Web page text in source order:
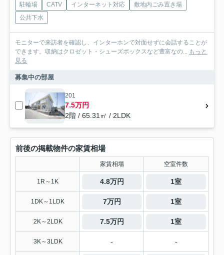
駐輪場 CATV インターネット対応
敷地内ごみ置き場
公共下水
モニターで来訪者を確認し、インターホンで対面せずに会話することが
できます。収納はクロゼット・シューズボックスなど豊富なの... もっと
見る
募集中の部屋
201
7.5万円
2階 / 65.31㎡ / 2LDK
前後の掲載物件の家賃相場
家賃相場 空室件数
1R～1K 4.8万円 1室
1DK～1LDK 7万円 1室
2K～2LDK 7.5万円 1室
3K～3LDK - -